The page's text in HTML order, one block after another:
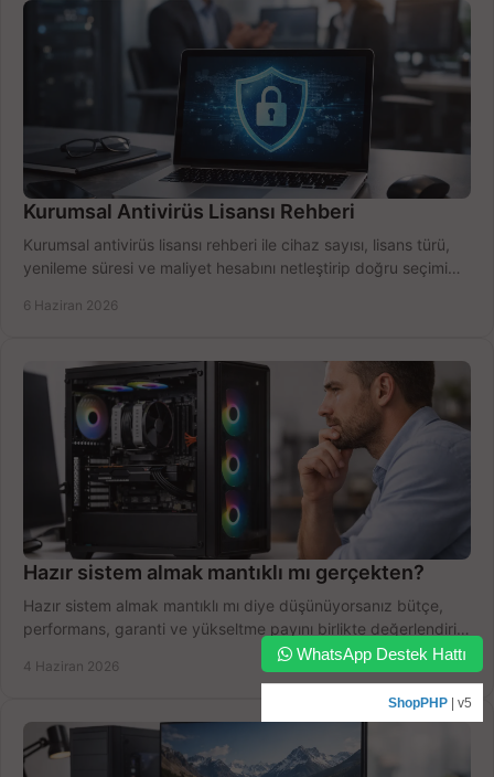
Kurumsal Antivirüs Lisansı Rehberi
Kurumsal antivirüs lisansı rehberi ile cihaz sayısı, lisans türü,
yenileme süresi ve maliyet hesabını netleştirip doğru seçimi
6 Haziran 2026
Hazır sistem almak mantıklı mı gerçekten?
Hazır sistem almak mantıklı mı diye düşünüyorsanız bütçe,
performans, garanti ve yükseltme payını birlikte değerlendirin,
4 Haziran 2026
WhatsApp Destek Hattı
ShopPHP | v5